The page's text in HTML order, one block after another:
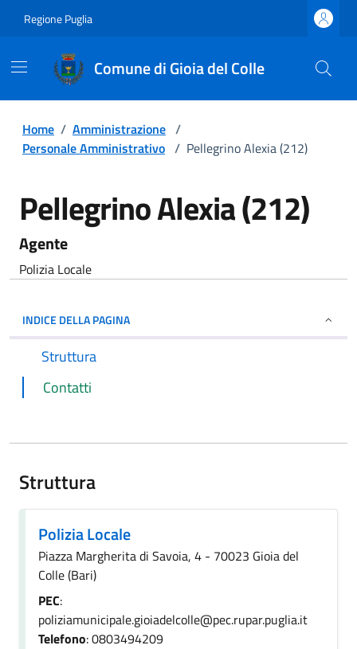
Regione Puglia
Comune di Gioia del Colle
Home / Amministrazione /
Personale Amministrativo / Pellegrino Alexia (212)
Pellegrino Alexia (212)
Agente
Polizia Locale
INDICE DELLA PAGINA
Struttura
Contatti
Struttura
Polizia Locale
Piazza Margherita di Savoia, 4 - 70023 Gioia del
Colle (Bari)
PEC:
poliziamunicipale.gioiadelcolle@pec.rupar.puglia.it
Telefono: 0803494209